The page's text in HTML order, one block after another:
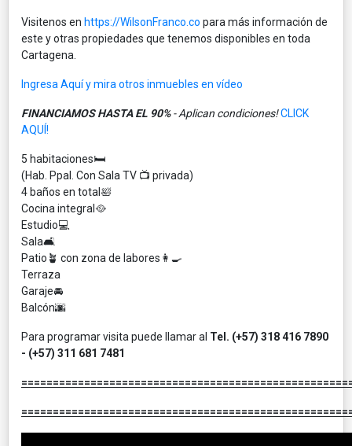
Visitenos en https://WilsonFranco.co para más información de
este y otras propiedades que tenemos disponibles en toda
Cartagena.
Ingresa Aquí y mira otros inmuebles en vídeo
FINANCIAMOS HASTA EL 90%- Aplican condiciones!CLICK
AQUÍ!
5 habitaciones🛏
(Hab. Ppal. Con Sala TV 📺 privada)
4 baños en total🛀
Cocina integral🥘
Estudio💻
Sala🛋
Patio🪴 con zona de labores👩‍🍳
Terraza
Garaje🚘
Balcón🌆
Para programar visita puede llamar al Tel. (+57) 318 416 7890
- (+57) 311 681 7481